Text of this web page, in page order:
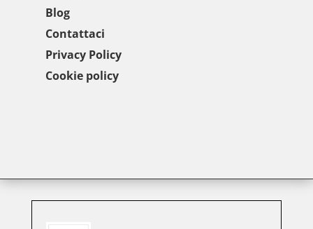
Blog
Contattaci
Privacy Policy
Cookie policy